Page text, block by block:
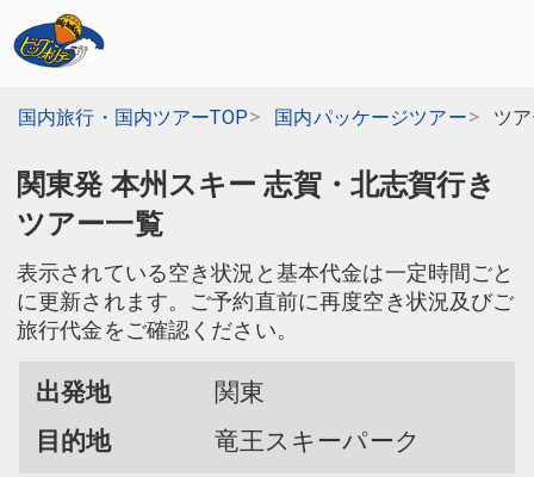
国内旅行・国内ツアーTOP 国内パッケージツアー ツ
関東発 本州スキー 志賀・北志賀行き
ツアー一覧
表示されている空き状況と基本代金は一定時間ごと
に更新されます。ご予約直前に再度空き状況及びご
旅行代金をご確認ください。
出発地
関東
目的地
竜王スキーパーク